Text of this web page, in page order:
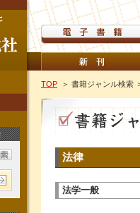
TOP ＞ 書籍ジャンル検索
法律
法学一般